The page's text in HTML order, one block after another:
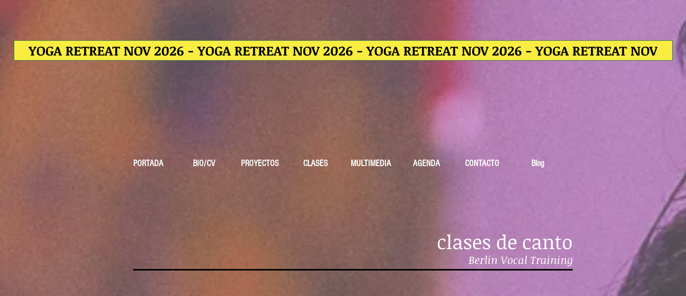
YOGA RETREAT NOV 2026 - YOGA RETREAT NOV 2026 - YOGA RETREAT NOV 2026 - YOGA RETREAT NOV
PORTADA BIO/CV PROYECTOS CLASES MULTIMEDIA AGENDA CONTACTO Blog
clases de canto
Berlin Vocal Training